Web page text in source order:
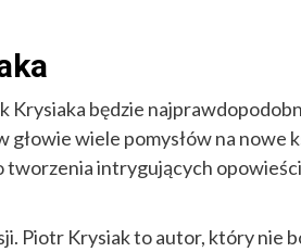
będzie
wiele pomysłów na nowe
tworzenia intrygujących
Piotr Krysiak to autor, który nie